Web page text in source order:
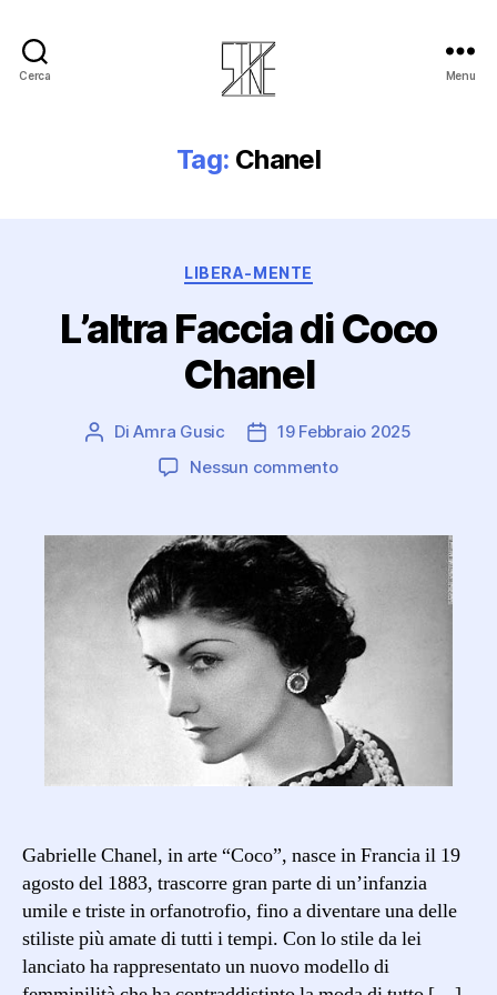
Cerca Menu
Tag: Chanel
Categorie
LIBERA-MENTE
L’altra Faccia di Coco
Chanel
Autore
DiAmra Gusic
Data19 Febbraio 2025
Nessun commentosu
di
Chanel
Gabrielle Chanel, in arte “Coco”, nasce in Francia il 19
agosto del 1883, trascorre gran parte di un’infanzia
umile e triste in orfanotrofio, fino a diventare una delle
stiliste più amate di tutti i tempi. Con lo stile da lei
lanciato ha rappresentato un nuovo modello di